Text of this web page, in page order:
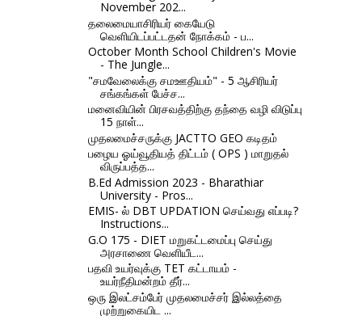
November 202...
தலைமையாசிரியர் கையேடு
வெளியிடப்பட்டதன் நோக்கம் - ப...
October Month School Children's Movie
- The Jungle...
"சமவேலைக்கு சமஊதியம்" - 5 ஆசிரியர்
சங்கங்கள் பேச்ச...
மனைவியின் பிரசவத்திற்கு தந்தை வழி விடுப்பு
15 நாள்...
முதலமைச்சருக்கு JACTTO GEO கடிதம்
பழைய ஓய்வூதியத் திட்டம் ( OPS ) மாறுதல்
விருப்பத்த...
B.Ed Admission 2023 - Bharathiar
University - Pros...
EMIS- ல் DBT UPDATION செய்வது எப்படி?
Instructions...
G.O 175 - DIET மறுகட்டமைப்பு செய்து
அரசாணை வெளியீட...
பதவி உயர்வுக்கு TET கட்டாயம் -
உயர்நீதிமன்றம் தீர்...
ஒரு இலட்சம்பேர் முதலமைச்சர் இல்லத்தை
முற்றுகையிட ...